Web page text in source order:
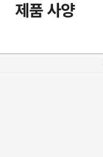
제품 사양